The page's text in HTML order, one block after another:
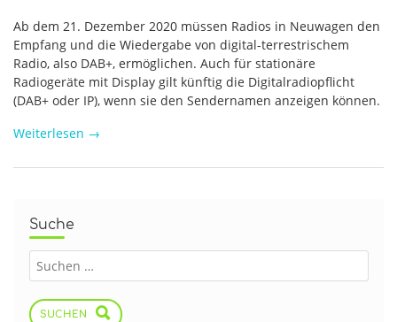
Ab dem 21. Dezember 2020 müssen Radios in Neuwagen den
Empfang und die Wiedergabe von digital-terrestrischem
Radio, also DAB+, ermöglichen. Auch für stationäre
Radiogeräte mit Display gilt künftig die Digitalradiopflicht
(DAB+ oder IP), wenn sie den Sendernamen anzeigen können.
Weiterlesen →
Suche
SUCHEN